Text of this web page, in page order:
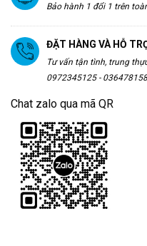
Bảo hành 1 đổi 1 trên
ĐẶT HÀNG VÀ HỖ
Tư vấn tận tình, trung
0972345125 -
Chat zalo qua mã QR